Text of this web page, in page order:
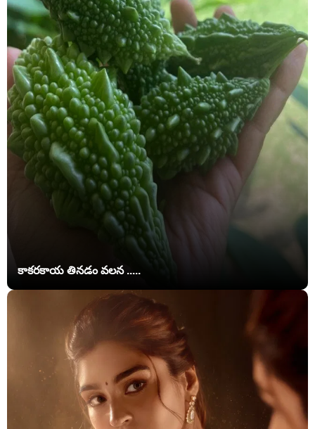
కాకరకాయ తినడం వలన .....